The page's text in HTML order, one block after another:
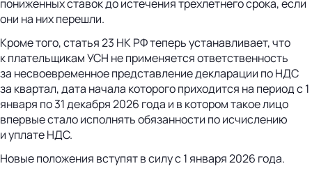
пониженных ставок до истечения трехлетнего срока, если
они на них перешли.
Кроме того, статья 23 НК РФ теперь устанавливает, что
к плательщикам УСН не применяется ответственность
за несвоевременное представление декларации по НДС
за квартал, дата начала которого приходится на период с 1
января по 31 декабря 2026 года и в котором такое лицо
впервые стало исполнять обязанности по исчислению
и уплате НДС.
Новые положения вступят в силу с 1 января 2026 года.